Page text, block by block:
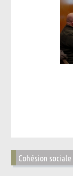
Cohésion sociale